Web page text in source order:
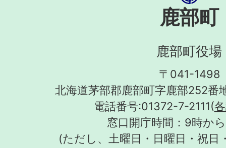
鹿部町
鹿部町役場
〒041-1498
北海道茅部郡鹿部町字鹿部252番
電話番号:01372-7-2111(
窓口開庁時間：9時か
(ただし、土曜日・日曜日・祝日